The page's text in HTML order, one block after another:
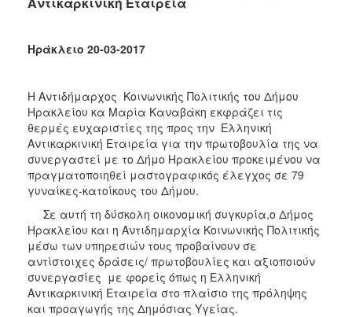
Αδυναμία
Καταστροφές
Κοινοτικής
Φροντίδας
(Κ.Α.Π.Η.)
Κέντρα
Δημιουργικής
Απασχόλησης
Παιδιών
(Κ.Δ.Α.Π.)
Κέντρα
Ημερήσιας
Φροντίδας
Ηλικιωμένων
(Κ.Η.Φ.Η.)
Ηράκλειο 20-03-2017
Η Αντιδήμαρχος Κοινωνικής Πολιτικής του Δήμου
Ηρακλείου κα Μαρία Καναβάκη εκφράζει τις
θερμές ευχαριστίες της προς την Ελληνική
Αντικαρκινική Εταιρεία για την πρωτοβουλία της να
συνεργαστεί με το Δήμο Ηρακλείου προκειμένου να
πραγματοποιηθεί μαστογραφικός έλεγχος σε 79
γυναίκες-κατοίκους του Δήμου.
Σε αυτή τη δύσκολη οικονομική συγκυρία,ο Δήμος
Ηρακλείου και η Αντιδημαρχία Κοινωνικής Πολιτικής
μέσω των υπηρεσιών τους προβαίνουν σε
αντίστοιχες δράσεις/ πρωτοβουλίες και αξιοποιoύν
συνεργασίες με φορείς όπως η Ελληνική
Αντικαρκινική Εταιρεία στο πλαίσιο της πρόληψης
και προαγωγής της Δημόσιας Υγείας.